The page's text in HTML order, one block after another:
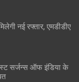
नई रफ्तार, एमडीडीए
सर्जन्स ऑफ इंडिया के